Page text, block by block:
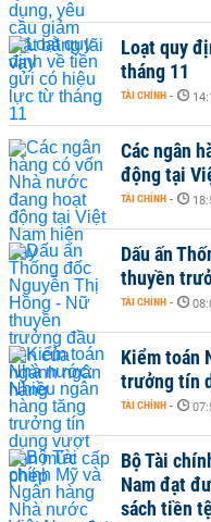
Loạt quy
tháng 11
TÀI CHÍNH -
Các ngân
động tại
TÀI CHÍNH -
Dấu ấn
thuyền
TÀI CHÍNH -
Kiểm toán
trưởng tín
TÀI CHÍNH -
Bộ Tài
Nam đạt
sách tiền